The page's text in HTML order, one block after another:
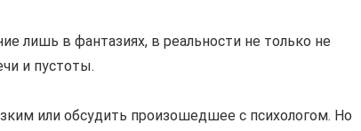
лишь в фантазиях, в реальности не только не
и пустоты.
или обсудить произошедшее с психологом. Но